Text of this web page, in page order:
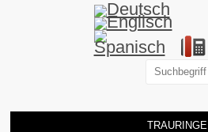
TRAURINGE